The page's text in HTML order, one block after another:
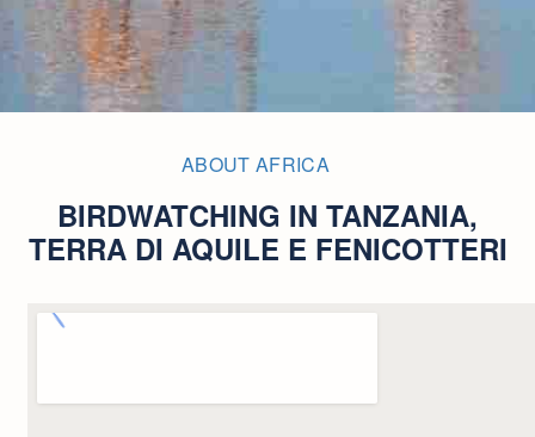
ABOUT AFRICA
BIRDWATCHING IN TANZANIA,
TERRA DI AQUILE E FENICOTTERI